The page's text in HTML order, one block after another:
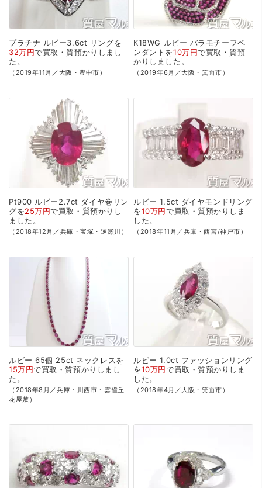
プラチナ ルビー3.6ct リングを
32万円で買取・質預かり しまし
た。
（2019年11月／大阪・豊中市）
K18WG ルビー バラモチーフペ
ンダントを10万円で買取・質預
かり しました。
（2019年6月／大阪・箕面市）
Pt900 ルビー2.7ct ダイヤ巻リン
グを25万円で買取・質預かり し
ました。
（2018年12月／兵庫・宝塚・逆瀬川）
ルビー 1.5ct ダイヤモンドリング
を10万円で買取・質預かり しま
した。
（2018年11月／兵庫・西宮/神戸市）
ルビー 65個 25ct ネックレスを
15万円で買取・質預かり しまし
た。
（2018年8月／兵庫・川西市・雲雀丘
花屋敷）
ルビー 1.0ct ファッションリング
を10万円で買取・質預かり しま
した。
（2018年4月／大阪・箕面市）